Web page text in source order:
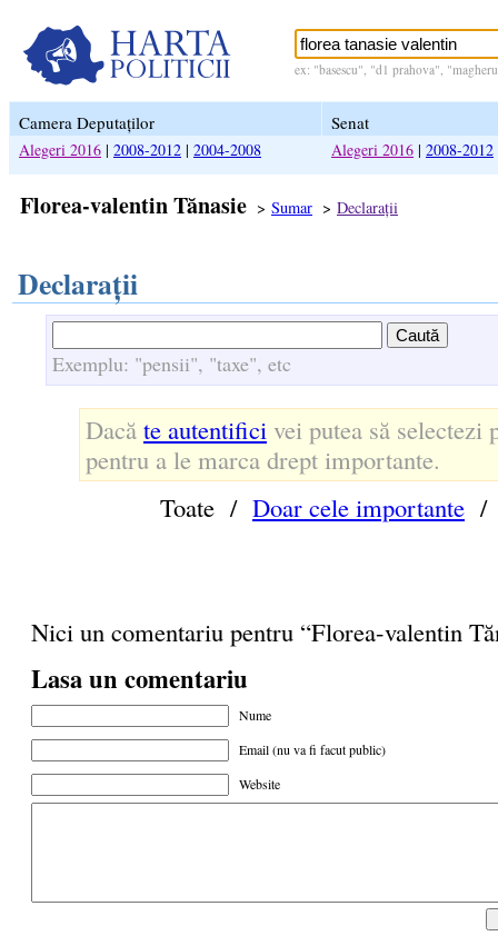
ex: "basescu", "d1 prahova",
Camera Deputaților Senat
Alegeri 2016 | 2008-2012 | 2004-2008 Alegeri 2016 | 2008-2012
Florea-valentin Tănasie > Sumar > Declarații
Declarații
Exemplu: "pensii", "taxe", etc
Dacă te autentifici vei putea să selectezi
pentru a le marca drept importante.
Toate / Doar cele importante
Nici un comentariu pentru “Florea-valentin
Lasa un comentariu
Nume
Email (nu va fi facut public)
Website